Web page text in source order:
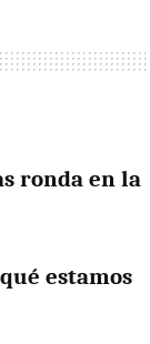
ronda en la
estamos